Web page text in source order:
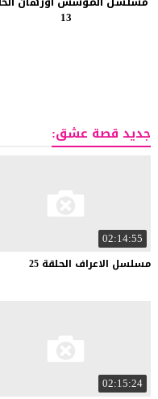
13
جديد قصة عشق:
02:14:55
مسلسل الاعراف الحلقة 25
02:15:24